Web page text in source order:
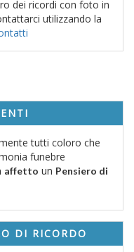
dei ricordi con foto in
utilizzando la
tutti coloro che
funebre
affetto un Pensiero di
DI RICORDO